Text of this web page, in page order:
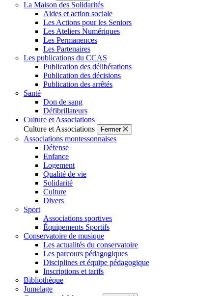
La Maison des Solidarités
Aides et action sociale
Les Actions pour les Seniors
Les Ateliers Numériques
Les Permanences
Les Partenaires
Les publications du CCAS
Publication des délibérations
Publication des décisions
Publication des arrêtés
Santé
Don de sang
Défibrillateurs
Culture et Associations
Culture et Associations
Fermer
Associations montessonnaises
Défense
Enfance
Logement
Qualité de vie
Solidarité
Culture
Divers
Sport
Associations sportives
Équipements Sportifs
Conservatoire de musique
Les actualités du conservatoire
Les parcours pédagogiques
Disciplines et équipe pédagogique
Inscriptions et tarifs
Bibliothèque
Jumelage